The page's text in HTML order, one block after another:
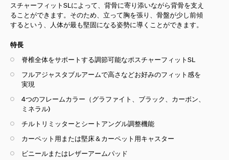
スチャーフィットSLによって、背骨に寄り添いながら背骨を支え
ることができます。そのため、立って胸を張り、骨盤が少し前傾
するという、人体が最も堅固になる姿勢に導くことができます。
特長
脊椎全体をサポートする調節可能なポスチャーフィットSL
フルアジャスタブルアームで高さなどお好みのフィット感を
実現
4つのフレームカラー（グラファイト、ブラック、 カーボン、
ミネラル)
チルトリミッターとシートアングル調整機能
カーペット用または堅床＆カーペット用キャスター
ビニールまたはレザーアームパッド